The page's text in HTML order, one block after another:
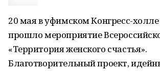
20 мая в уфимском Конгресс-холле
прошло мероприятие
«Территория женского счастья».
Благотворительный проект,